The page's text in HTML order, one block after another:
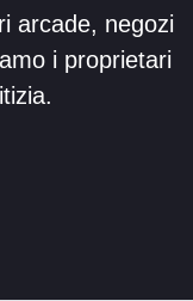
arcade, negozi
i proprietari